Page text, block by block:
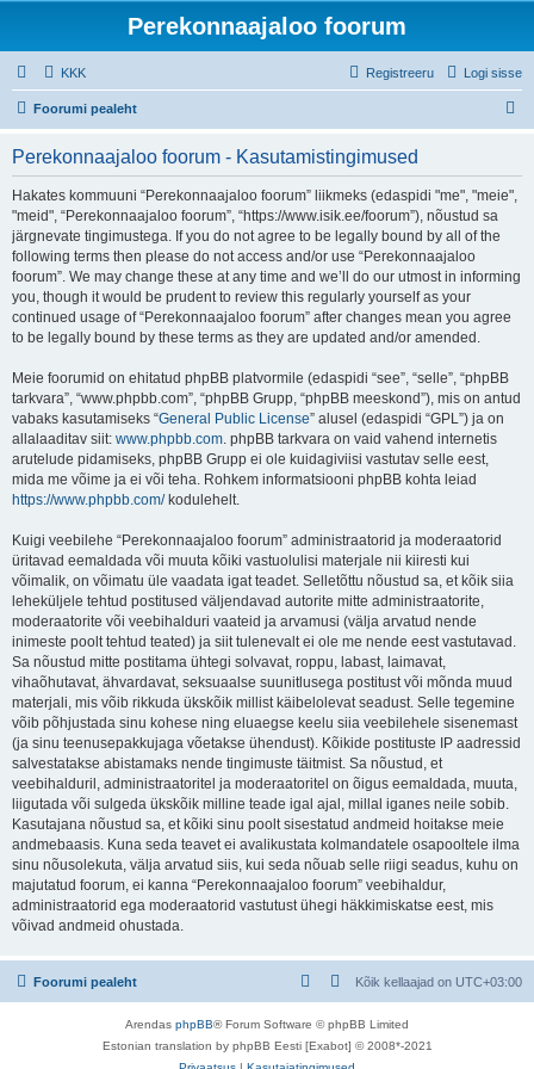
Perekonnaajaloo foorum
KKK Logi sisse
Registreeru
Foorumi pealeht
Perekonnaajaloo foorum - Kasutamistingimused
Hakates kommuuni “Perekonnaajaloo foorum” liikmeks (edaspidi "me", "meie",
"meid", “Perekonnaajaloo foorum”, “https://www.isik.ee/foorum”), nõustud sa
järgnevate tingimustega. If you do not agree to be legally bound by all of the
following terms then please do not access and/or use “Perekonnaajaloo
foorum”. We may change these at any time and we’ll do our utmost in informing
you, though it would be prudent to review this regularly yourself as your
continued usage of “Perekonnaajaloo foorum” after changes mean you agree
to be legally bound by these terms as they are updated and/or amended.
Meie foorumid on ehitatud phpBB platvormile (edaspidi “see”, “selle”, “phpBB
tarkvara”, “www.phpbb.com”, “phpBB Grupp, “phpBB meeskond”), mis on antud
vabaks kasutamiseks “General Public License” alusel (edaspidi “GPL”) ja on
allalaaditav siit: www.phpbb.com. phpBB tarkvara on vaid vahend internetis
arutelude pidamiseks, phpBB Grupp ei ole kuidagiviisi vastutav selle eest,
mida me võime ja ei või teha. Rohkem informatsiooni phpBB kohta leiad
https://www.phpbb.com/kodulehelt.
Kuigi veebilehe “Perekonnaajaloo foorum” administraatorid ja moderaatorid
üritavad eemaldada või muuta kõiki vastuolulisi materjale nii kiiresti kui
võimalik, on võimatu üle vaadata igat teadet. Selletõttu nõustud sa, et kõik siia
leheküljele tehtud postitused väljendavad autorite mitte administraatorite,
moderaatorite või veebihalduri vaateid ja arvamusi (välja arvatud nende
inimeste poolt tehtud teated) ja siit tulenevalt ei ole me nende eest vastutavad.
Sa nõustud mitte postitama ühtegi solvavat, roppu, labast, laimavat,
vihaõhutavat, ähvardavat, seksuaalse suunitlusega postitust või mõnda muud
materjali, mis võib rikkuda ükskõik millist käibelolevat seadust. Selle tegemine
võib põhjustada sinu kohese ning eluaegse keelu siia veebilehele sisenemast
(ja sinu teenusepakkujaga võetakse ühendust). Kõikide postituste IP aadressid
salvestatakse abistamaks nende tingimuste täitmist. Sa nõustud, et
veebihalduril, administraatoritel ja moderaatoritel on õigus eemaldada, muuta,
liigutada või sulgeda ükskõik milline teade igal ajal, millal iganes neile sobib.
Kasutajana nõustud sa, et kõiki sinu poolt sisestatud andmeid hoitakse meie
andmebaasis. Kuna seda teavet ei avalikustata kolmandatele osapooltele ilma
sinu nõusolekuta, välja arvatud siis, kui seda nõuab selle riigi seadus, kuhu on
majutatud foorum, ei kanna “Perekonnaajaloo foorum” veebihaldur,
administraatorid ega moderaatorid vastutust ühegi häkkimiskatse eest, mis
võivad andmeid ohustada.
Foorumi pealeht Kõik kellaajad on UTC+03:00
Arendas phpBB® Forum Software © phpBB Limited
Estonian translation by phpBB Eesti [Exabot] © 2008*-2021